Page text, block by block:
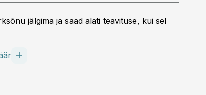
jälgima ja saad alati teavituse, kui sel